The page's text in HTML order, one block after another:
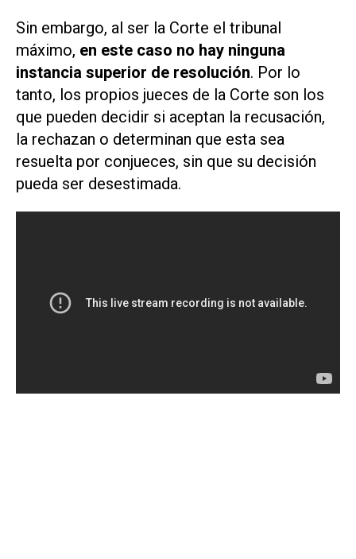
Sin embargo, al ser la Corte el tribunal
máximo, en este caso no hay ninguna
instancia superior de resolución. Por lo
tanto, los propios jueces de la Corte son los
que pueden decidir si aceptan la recusación,
la rechazan o determinan que esta sea
resuelta por conjueces, sin que su decisión
pueda ser desestimada.